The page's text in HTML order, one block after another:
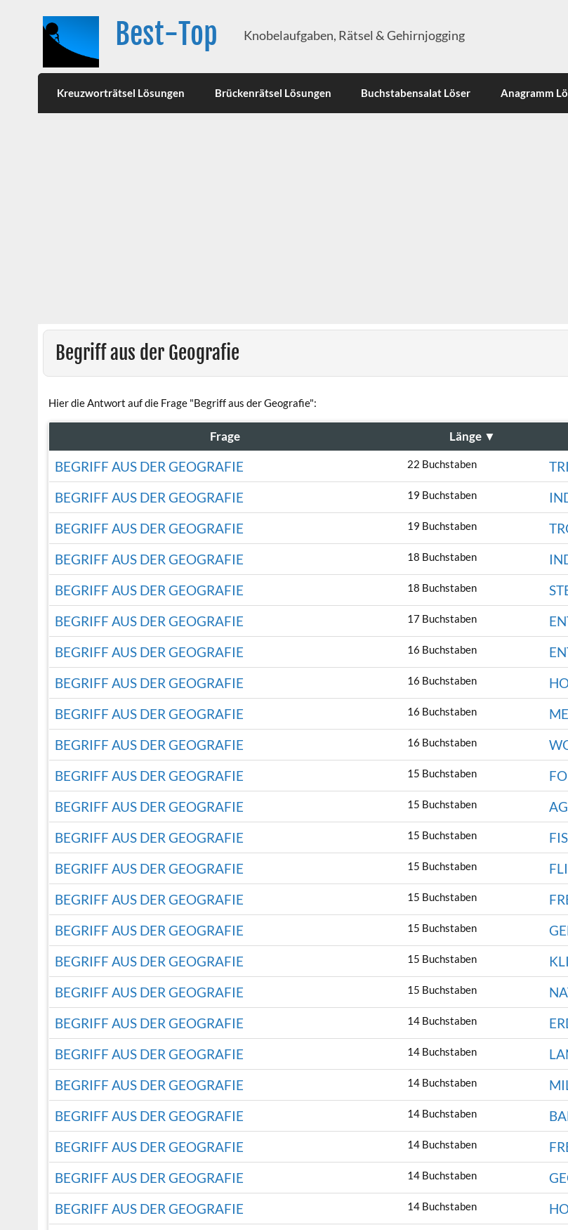
Best-Top Knobelaufgaben, Rätsel & Gehirnjogging
Kreuzworträtsel Lösungen Brückenrätsel Lösungen Buchstabensalat Löser Anagramm
Begriff aus der Geografie
Hier die Antwort auf die Frage "Begriff aus der Geografie":
Frage Länge ▼
BEGRIFF AUS DER GEOGRAFIE 22 Buchstaben
BEGRIFF AUS DER GEOGRAFIE
19 Buchstaben
BEGRIFF AUS DER GEOGRAFIE
19 Buchstaben
BEGRIFF AUS DER GEOGRAFIE
18 Buchstaben
BEGRIFF AUS DER GEOGRAFIE
18 Buchstaben
BEGRIFF AUS DER GEOGRAFIE
17 Buchstaben
BEGRIFF AUS DER GEOGRAFIE
16 Buchstaben
BEGRIFF AUS DER GEOGRAFIE
16 Buchstaben
BEGRIFF AUS DER GEOGRAFIE
16 Buchstaben
BEGRIFF AUS DER GEOGRAFIE
16 Buchstaben
BEGRIFF AUS DER GEOGRAFIE
15 Buchstaben
BEGRIFF AUS DER GEOGRAFIE
15 Buchstaben
BEGRIFF AUS DER GEOGRAFIE
15 Buchstaben
BEGRIFF AUS DER GEOGRAFIE
15 Buchstaben
BEGRIFF AUS DER GEOGRAFIE
15 Buchstaben
BEGRIFF AUS DER GEOGRAFIE
15 Buchstaben
BEGRIFF AUS DER GEOGRAFIE
15 Buchstaben
BEGRIFF AUS DER GEOGRAFIE
15 Buchstaben
BEGRIFF AUS DER GEOGRAFIE
14 Buchstaben
BEGRIFF AUS DER GEOGRAFIE
14 Buchstaben
BEGRIFF AUS DER GEOGRAFIE
14 Buchstaben
BEGRIFF AUS DER GEOGRAFIE
14 Buchstaben
BEGRIFF AUS DER GEOGRAFIE
14 Buchstaben
BEGRIFF AUS DER GEOGRAFIE
14 Buchstaben
BEGRIFF AUS DER GEOGRAFIE
14 Buchstaben